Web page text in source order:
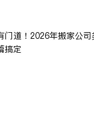
门道！2026年搬家公
搞定